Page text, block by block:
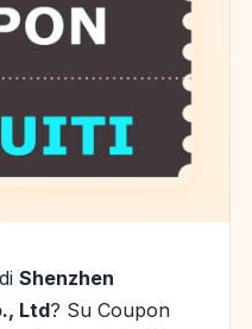
di Shenzhen
Ltd? Su Coupon